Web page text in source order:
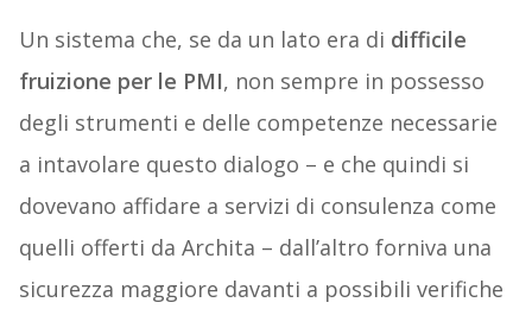
Un sistema che, se da un lato era di difficile
fruizione per le PMI, non sempre in possesso
degli strumenti e delle competenze necessarie
a intavolare questo dialogo – e che quindi si
dovevano affidare a servizi di consulenza come
quelli offerti da Archita – dall’altro forniva una
sicurezza maggiore davanti a possibili verifiche